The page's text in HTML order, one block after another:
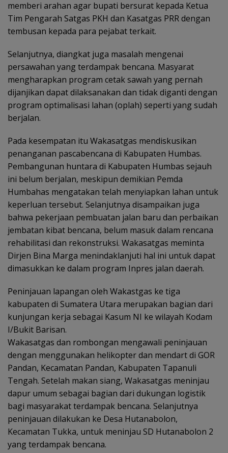
memberi arahan agar bupati bersurat kepada Ketua
Tim Pengarah Satgas PKH dan Kasatgas PRR dengan
tembusan kepada para pejabat terkait.
Selanjutnya, diangkat juga masalah mengenai
persawahan yang terdampak bencana. Masyarat
mengharapkan program cetak sawah yang pernah
dijanjikan dapat dilaksanakan dan tidak diganti dengan
program optimalisasi lahan (oplah) seperti yang sudah
berjalan.
Pada kesempatan itu Wakasatgas mendiskusikan
penanganan pascabencana di Kabupaten Humbas.
Pembangunan huntara di Kabupaten Humbas sejauh
ini belum berjalan, meskipun demikian Pemda
Humbahas mengatakan telah menyiapkan lahan untuk
keperluan tersebut. Selanjutnya disampaikan juga
bahwa pekerjaan pembuatan jalan baru dan perbaikan
jembatan kibat bencana, belum masuk dalam rencana
rehabilitasi dan rekonstruksi. Wakasatgas meminta
Dirjen Bina Marga menindaklanjuti hal ini untuk dapat
dimasukkan ke dalam program Inpres jalan daerah.
Peninjauan lapangan oleh Wakastgas ke tiga
kabupaten di Sumatera Utara merupakan bagian dari
kunjungan kerja sebagai Kasum NI ke wilayah Kodam
I/Bukit Barisan.
Wakasatgas dan rombongan mengawali peninjauan
dengan menggunakan helikopter dan mendart di GOR
Pandan, Kecamatan Pandan, Kabupaten Tapanuli
Tengah. Setelah makan siang, Wakasatgas meninjau
dapur umum sebagai bagian dari dukungan logistik
bagi masyarakat terdampak bencana. Selanjutnya
peninjauan dilakukan ke Desa Hutanabolon,
Kecamatan Tukka, untuk meninjau SD Hutanabolon 2
yang terdampak bencana.